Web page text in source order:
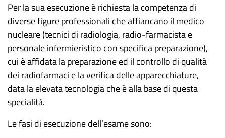
Per la sua esecuzione è richiesta la competenza di
diverse figure professionali che affiancano il medico
nucleare (tecnici di radiologia, radio-farmacista e
personale infermieristico con specifica preparazione),
cui è affidata la preparazione ed il controllo di qualità
dei radiofarmaci e la verifica delle apparecchiature,
data la elevata tecnologia che è alla base di questa
specialità.
Le fasi di esecuzione dell’esame sono: